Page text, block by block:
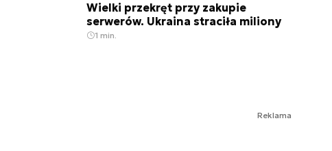
Wielki przekręt przy zakupie
serwerów. Ukraina straciła miliony
1 min.
Reklama